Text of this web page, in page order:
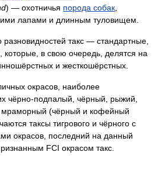
) — охотничья порода собак
лапами и длинным туловищем.
разновидностей такс — стандартные,
которые, в свою очередь, делятся на
и жесткошёрстных.
окрасов, наиболее
чёрно-подпалый, чёрный, рыжий,
мраморный (чёрный и кофейный
таксы тигрового и чёрного с
окрасов, последний на данный
FCI окрасом такс.